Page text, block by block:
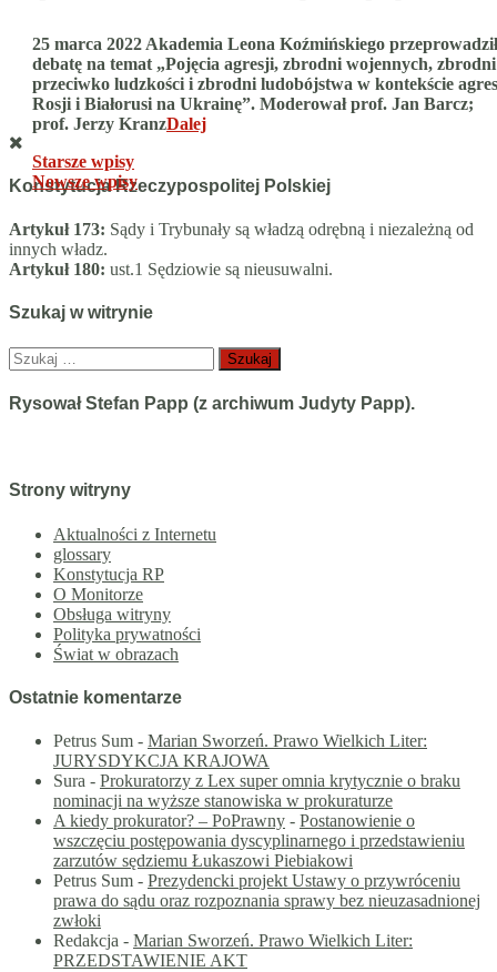
25 marca 2022 Akademia Leona Koźmińskiego
debatę na temat „Pojęcia agresji, zbrodni wojennych, zbrodni
przeciwko ludzkości i zbrodni ludobójstwa w kontekście
Rosji i Białorusi na Ukrainę”. Moderował prof. Jan Barcz;
prof. Jerzy KranzDalej
Nawigacja
po
wpisach
Starsze wpisy
Nowsze wpisy
Konstytucja Rzeczypospolitej Polskiej
Artykuł 173: Sądy i Trybunały są władzą odrębną i niezależną od
innych władz.
Artykuł 180: ust.1 Sędziowie są nieusuwalni.
Szukaj w witrynie
Szukaj:
Rysował Stefan Papp (z archiwum Judyty Papp).
Strony witryny
Aktualności z Internetu
glossary
Konstytucja RP
O Monitorze
Obsługa witryny
Polityka prywatności
Świat w obrazach
Ostatnie komentarze
Petrus Sum - Marian Sworzeń. Prawo Wielkich Liter:
JURYSDYKCJA KRAJOWA
Sura - Prokuratorzy z Lex super omnia krytycznie o braku
nominacji na wyższe stanowiska w prokuraturze
A kiedy prokurator? – PoPrawny - Postanowienie o
wszczęciu postępowania dyscyplinarnego i przedstawieniu
zarzutów sędziemu Łukaszowi Piebiakowi
Petrus Sum - Prezydencki projekt Ustawy o przywróceniu
prawa do sądu oraz rozpoznania sprawy bez nieuzasadnionej
zwłoki
Redakcja - Marian Sworzeń. Prawo Wielkich Liter:
PRZEDSTAWIENIE AKT